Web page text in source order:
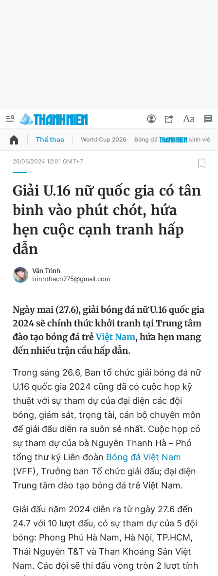
QUẢNG CÁO ĐẶT BÁO
Chuyên mục
Chuyên mục khác
Chào ngày mới
Tin thị trường Tin 360
Video Magazine
Sản phẩm khác
Tiện ích Bạn cần biết
Thông tin tòa soạn Liên hệ quảng cáo
Đọc Thanh Niên trên điện thoại
Theo dõi báo trên
Hotline
0906 645 777
Liên hệ quảng cáo
0908 780 404
Đổi mật khẩu
Tin đã lưu
Tin đã xem
Đăng xuất
Thể thao World Cup 2026 Bóng đá sinh viên
26/06/2024 12:01 GMT+7
Giải U.16 nữ quốc gia có tân
binh vào phút chót, hứa
hẹn cuộc cạnh tranh hấp
dẫn
Văn Trình
trinhthach775@gmail.com
Ngày mai (27.6), giải bóng đá nữ U.16 quốc gia
2024 sẽ chính thức khởi tranh tại Trung tâm
đào tạo bóng đá trẻViệt Nam, hứa hẹn mang
đến nhiều trận cầu hấp dẫn.
Trong sáng 26.6, Ban tổ chức giải bóng đá nữ
U.16 quốc gia 2024 cũng đã có cuộc họp kỹ
thuật với sự tham dự của đại diện các đội
bóng, giám sát, trọng tài, cán bộ chuyên môn
để giải đấu diễn ra suôn sẻ nhất. Cuộc họp có
sự tham dự của bà Nguyễn Thanh Hà – Phó
tổng thư ký Liên đoàn Bóng đá Việt Nam
(VFF), Trưởng ban Tổ chức giải đấu; đại diện
Trung tâm đào tạo bóng đá trẻ Việt Nam.
Giải đấu năm 2024 diễn ra từ ngày 27.6 đến
24.7 với 10 lượt đấu, có sự tham dự của 5 đội
bóng: Phong Phú Hà Nam, Hà Nội, TP.HCM,
Thái Nguyên T&T và Than Khoáng Sản Việt
Nam. Các đội sẽ thi đấu vòng tròn 2 lượt tính